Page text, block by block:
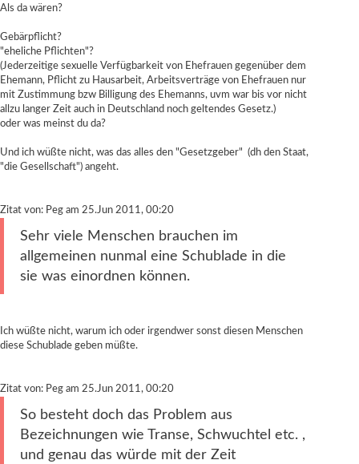
Als da wären?
Gebärpflicht?
"eheliche Pflichten"?
(Jederzeitige sexuelle Verfügbarkeit von Ehefrauen gegenüber dem
Ehemann, Pflicht zu Hausarbeit, Arbeitsverträge von Ehefrauen nur
mit Zustimmung bzw Billigung des Ehemanns, uvm war bis vor nicht
allzu langer Zeit auch in Deutschland noch geltendes Gesetz.)
oder was meinst du da?
Und ich wüßte nicht, was das alles den "Gesetzgeber" (dh den Staat,
"die Gesellschaft") angeht.
Zitat von: Peg am 25.Jun 2011, 00:20
Sehr viele Menschen brauchen im
allgemeinen nunmal eine Schublade in die
sie was einordnen können.
Ich wüßte nicht, warum ich oder irgendwer sonst diesen Menschen
diese Schublade geben müßte.
Zitat von: Peg am 25.Jun 2011, 00:20
So besteht doch das Problem aus
Bezeichnungen wie Transe, Schwuchtel etc. ,
und genau das würde mit der Zeit